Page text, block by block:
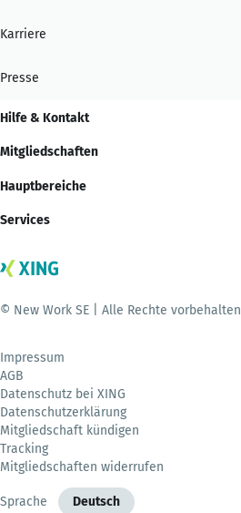
Karriere
Presse
Hilfe & Kontakt
Mitgliedschaften
Hauptbereiche
Services
© New Work SE | Alle Rechte vorbehalten
Impressum
AGB
Datenschutz bei XING
Datenschutzerklärung
Mitgliedschaft kündigen
Tracking
Mitgliedschaften widerrufen
Sprache Deutsch